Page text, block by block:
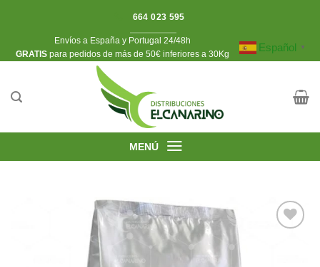
664 023 595
Envíos a España y Portugal 24/48h
​GRATIS para pedidos de más de 50€ inferiores a 30Kg
Español ▼
MENÚ